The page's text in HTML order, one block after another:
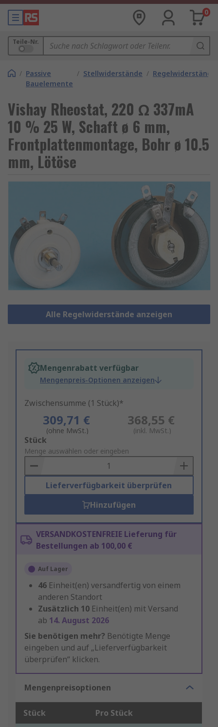
0
Teile-Nr.
/ Passive
Bauelemente
/ Stellwiderstände / Regelwiderstände
Vishay Rheostat, 220 Ω 337mA
10 % 25 W, Schaft ø 6 mm,
Frontplattenmontage, Bohr ø 10.5
mm, Lötöse
Alle Regelwiderstände anzeigen
Mengenrabatt verfügbar
Mengenpreis-Optionen anzeigen
Zwischensumme (1 Stück)*
309,71 €
(ohne MwSt.)
368,55 €
(inkl. MwSt.)
Add
to
Basket
Stück
Menge auswählen oder eingeben
Lieferverfügbarkeit überprüfen
Hinzufügen
VERSANDKOSTENFREIE Lieferung für
Bestellungen ab 100,00 €
Auf Lager
46 Einheit(en) versandfertig von einem
anderen Standort
Zusätzlich 10 Einheit(en) mit Versand
ab 14. August 2026
Sie benötigen mehr? Benötigte Menge
eingeben und auf „Lieferverfügbarkeit
überprüfen“ klicken.
Mengenpreisoptionen
Stück Pro Stück